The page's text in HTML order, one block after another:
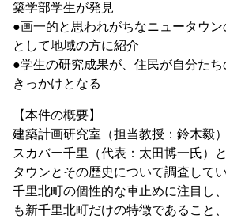
築学部学生が発見
●画一的と思われがちなニュータウン
として地域の方に紹介
●学生の研究成果が、住民が自分た
きっかけとなる
【本件の概要】
建築計画研究室（担当教授：鈴木毅
スカバー千里（代表：太田博一氏）
タウンとその歴史について調査して
千里北町の個性的な車止めに注目し
も新千里北町だけの特徴であること